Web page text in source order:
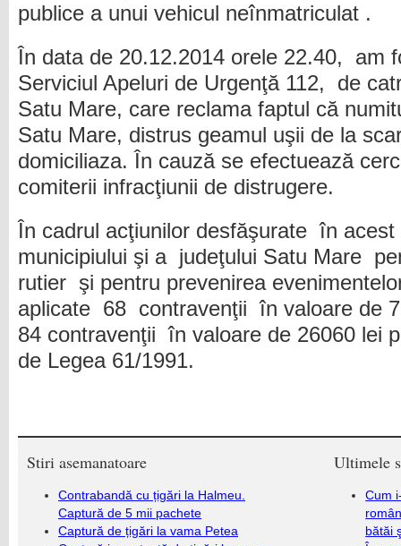
publice a unui vehicul neînmatriculat .
În data de 20.12.2014 orele 22.40, am
Serviciul Apeluri de Urgenţă 112, de
Satu Mare, care reclama faptul că
Satu Mare, distrus geamul uşii de la
domiciliaza. În cauză se efectuează
comiterii infracţiunii de distrugere.
În cadrul acţiunilor desfăşurate în
municipiului şi a judeţului Satu Mare
rutier şi pentru prevenirea
aplicate 68 contravenţii în valoare de
84 contravenţii în valoare de 26060 lei
de Legea 61/1991.
Stiri asemanatoare
Contrabandă cu țigări la Halmeu.
Captură de 5 mii pachete
Captură de țigări la vama Petea
Ultimele
Cum
bătăi